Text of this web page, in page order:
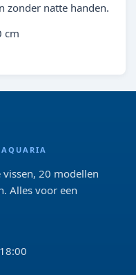
zonder natte handen.
cm
20 modellen
Alles voor een